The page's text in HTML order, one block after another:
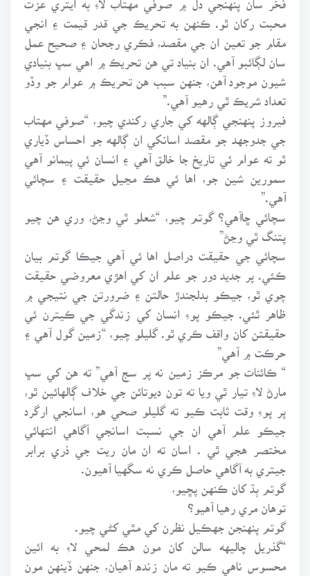
محبت رکان ٿو. ڪنهن به تحريڪ جي قدر قيمت ۽ انجي
مقام جو تعين ان جي مقصد، فڪري رجحان ۽ صحيح عمل
سان لڳائبو آهي. ان بنياد تي هن تحريڪ ۾ اهي سڀ بنيادي
شيون موجود آهن، جنهن سبب هن تحريڪ ۾ عوام جو وڏو
تعداد شريڪ ٿي رهيو آهي.”
فيروز پنهنجي ڳالهه کي جاري رکندي چيو، “صوفي مهتاب
جي جدوجهد جو مقصد اسانکي ان ڳالهه جو احساس ڏياري
ٿو ته عوام ئي تاريخ جا خالق آهي ۽ انسان ئي پيمانو آهي
سمورين شين جو، اها ئي هڪ مڃيل حقيقت ۽ سچائي
آهي.”
سچائي ڇاآهي؟ گوتم چيو، “شعلو ٿي وڃڻ، وري هن چيو
پتنگ ٿي وڃڻ”
سچائي جي حقيقت دراصل اها ئي آهي جيڪا گوتم بيان
ڪئي. پر جديد دور جو علم ان کي اهڙي معروضي حقيقت
چوي ٿو، جيڪو بدلجندڙ حالتن ۽ ضرورتن جي نتيجي ۾
ظاهر ٿئي. جيڪو پوءِ انسان کي زندگي جي ڪيترن ئي
حقيقتن کان واقف ڪري ٿو. گليلو چيو، “زمين گول آهي ۽
حرڪت ۾ آهي”
“ ڪائنات جو مرڪز زمين نه پر سج آهي” ته هن کي سڀ
مارڻ لاءِ تيار ٿي ويا ته تون ديوتائن جي خلاف ڳالهائين ٿو،
پر پوءِ وقت ثابت ڪيو ته گليلو صحي هو، اسانجي ارگرد
جيڪو علم آهي ان جي نسبت اسانجي آگاهي انتهائي
مختصر هجي ٿي . اسان ته ان مان ريت جي ذري برابر
جيتري به آگاهي حاصل ڪري نه سگهيا آهيون.
گوتم ٻڌ کان ڪنهن پڇيو،
توهان مري رهيا آهيو؟
گوتم پنهنجن جهڪيل نظرن کي مٿي کڻي چيو.
“گذريل چاليهه سالن کان مون هڪ لمحي لاءِ به ائين
محسوس ناهي ڪيو ته مان زنده آهيان، جنهن ڏينهن مون